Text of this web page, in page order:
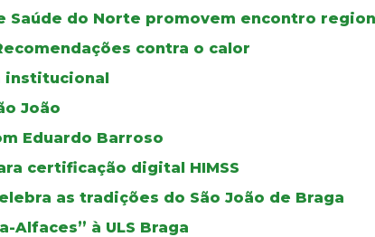
Saúde do Norte promovem encontro
contra o calor
institucional
João
Eduardo Barroso
certificação digital HIMSS
as tradições do São João de Braga
Alfaces” à ULS Braga